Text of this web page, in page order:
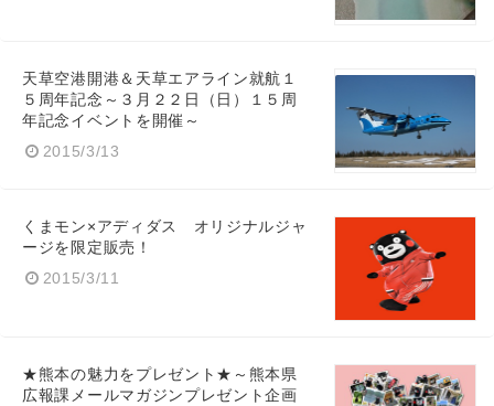
天草空港開港＆天草エアライン就航１
５周年記念～３月２２日（日）１５周
年記念イベントを開催～
2015/3/13
くまモン×アディダス オリジナルジャ
ージを限定販売！
2015/3/11
★熊本の魅力をプレゼント★～熊本県
広報課メールマガジンプレゼント企画
Japanese
English